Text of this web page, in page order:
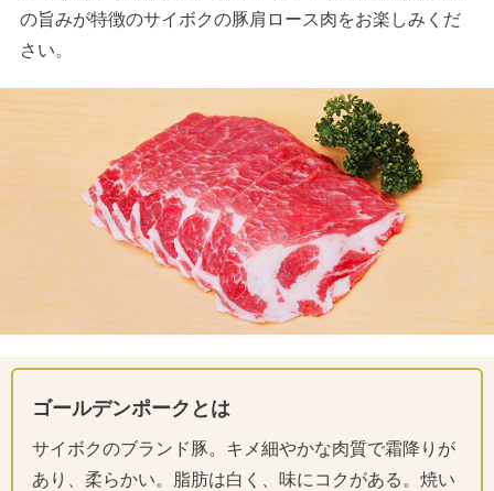
の旨みが特徴のサイボクの豚肩ロース肉をお楽しみくだ
さい。
ゴールデンポークとは
サイボクのブランド豚。キメ細やかな肉質で霜降りが
あり、柔らかい。脂肪は白く、味にコクがある。焼い